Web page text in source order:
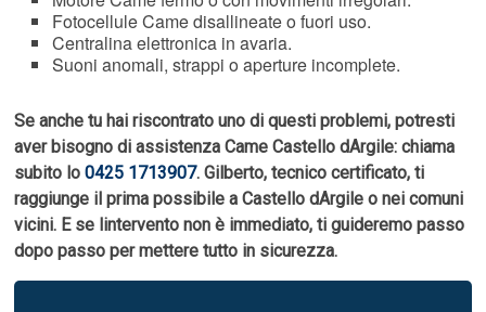
Fotocellule Came disallineate o fuori uso.
Centralina elettronica in avaria.
Suoni anomali, strappi o aperture incomplete.
Se anche tu hai riscontrato uno di questi problemi, potresti
aver bisogno di assistenza Came Castello dArgile: chiama
subito lo0425 1713907. Gilberto, tecnico certificato, ti
raggiunge il prima possibile a Castello dArgile o nei comuni
vicini. E se lintervento non è immediato, ti guideremo passo
dopo passo per mettere tutto in sicurezza.